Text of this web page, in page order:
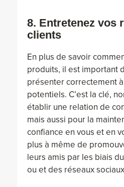
8. Entretenez vos
clients
En plus de savoir
produits, il est important
présenter correctement
potentiels. C’est la clé,
établir une relation de
mais aussi pour la
confiance en vous et en
plus à même de
leurs amis par les biais
ou et des réseaux